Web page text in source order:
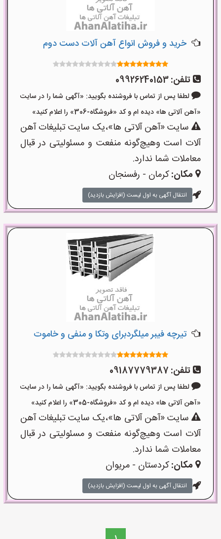
خرید و فروش انواع آهن آلات دست دوم
تلفن:09926240153
لطفا پس از تماس با فروشنده بگویید: «آگهی شما را در سایت
«آهن آلاتی ها» دیده ام و کد «فروشگاه-306» را اعلام کنید»
سایت «آهن آلاتی ها»،یک سایت تبلیغات آهن
آلات است وهیچ‌گونه منفعت و مسئولیتی در قبال
معاملات شما ندارد.
مکان:کرمان - رفسنجان
انتقال آگهی به اول لیست (افزایش بازدید)
تیرچه فیبر میلگردبرای وتکا و منفی و خاموت
تلفن: 09187779387
لطفا پس از تماس با فروشنده بگویید: «آگهی شما را در سایت
«آهن آلاتی ها» دیده ام و کد «فروشگاه-305» را اعلام کنید»
سایت «آهن آلاتی ها»،یک سایت تبلیغات آهن
آلات است وهیچ‌گونه منفعت و مسئولیتی در قبال
معاملات شما ندارد.
مکان:کردستان - مریوان
انتقال آگهی به اول لیست (افزایش بازدید)